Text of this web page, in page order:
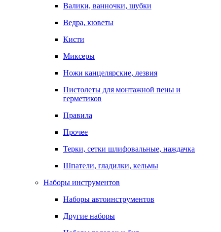
Валики, ванночки, шубки
Ведра, кюветы
Кисти
Миксеры
Ножи канцелярские, лезвия
Пистолеты для монтажной пены и
герметиков
Правила
Прочее
Терки, сетки шлифовальные, наждачка
Шпатели, гладилки, кельмы
Наборы инструментов
Наборы автоинструментов
Другие наборы